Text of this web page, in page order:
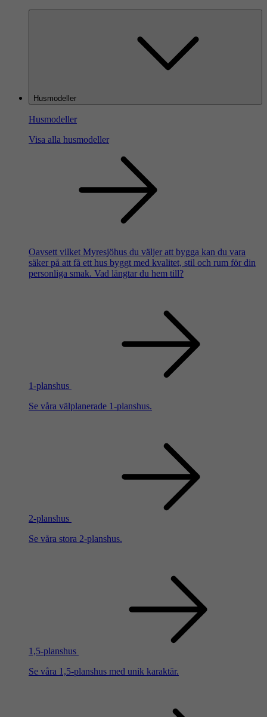
Husmodeller
Husmodeller
Visa alla husmodeller
Oavsett vilket Myresjöhus du väljer att bygga kan du vara
säker på att få ett hus byggt med kvalitet, stil och rum för din
personliga smak. Vad längtar du hem till?
1-planshus
Se våra välplanerade 1-planshus.
2-planshus
Se våra stora 2-planshus.
1,5-planshus
Se våra 1,5-planshus med unik karaktär.